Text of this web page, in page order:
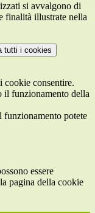
si avvalgono di
finalità illustrate nella
tutti i cookies
cookie consentire.
il funzionamento della
funzionamento potete
essere
pagina della cookie